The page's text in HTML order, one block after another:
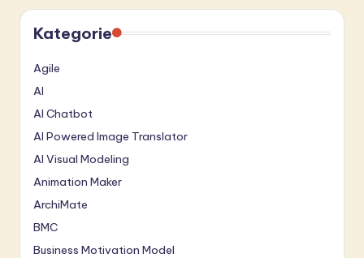
Kategorie
Agile
AI
AI Chatbot
AI Powered Image Translator
AI Visual Modeling
Animation Maker
ArchiMate
BMC
Business Motivation Model